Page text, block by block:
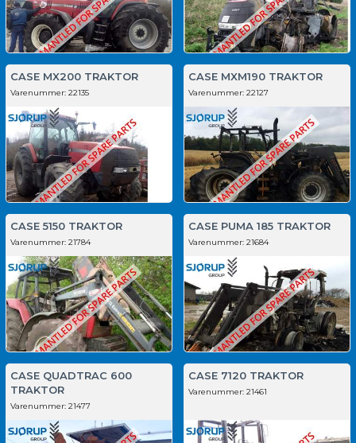
CASE MX200 TRAKTOR
Varenummer: 22135
CASE MXM190 TRAKTOR
Varenummer: 22127
CASE 5150 TRAKTOR
Varenummer: 21784
CASE PUMA 185 TRAKTOR
Varenummer: 21684
CASE QUADTRAC 600
TRAKTOR
Varenummer: 21477
CASE 7120 TRAKTOR
Varenummer: 21461